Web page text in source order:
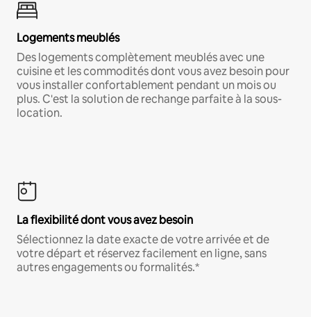
Logements meublés
Des logements complètement meublés avec une
cuisine et les commodités dont vous avez besoin pour
vous installer confortablement pendant un mois ou
plus. C'est la solution de rechange parfaite à la sous-
location.
La flexibilité dont vous avez besoin
Sélectionnez la date exacte de votre arrivée et de
votre départ et réservez facilement en ligne, sans
autres engagements ou formalités.*